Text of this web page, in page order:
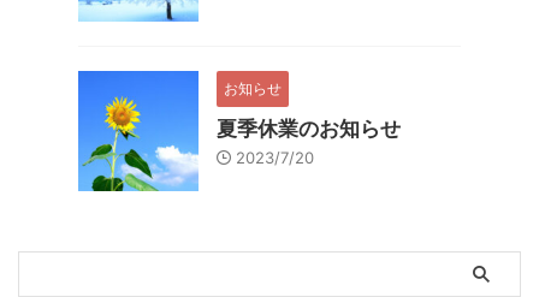
お知らせ
夏季休業のお知らせ
2023/7/20